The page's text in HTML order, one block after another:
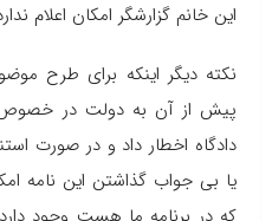
این خانم گزارشگر امکان اعلام
پیش از آن به دولت در
دادگاه اخطار داد و در صورت
یا بی جواب گذاشتن این نامه